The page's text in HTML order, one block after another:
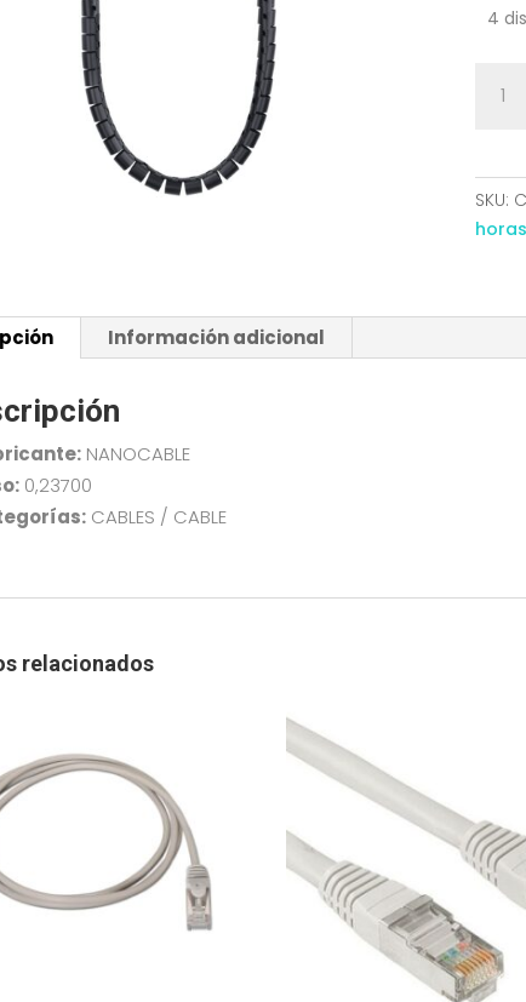
4
25MM
3
BK
SKU:
horas
Información adicional
NANOCABLE
0,23700
CABLES / CABLE
relacionados